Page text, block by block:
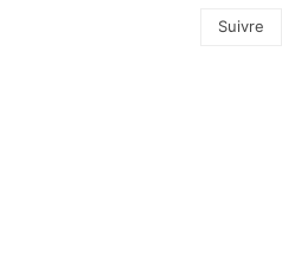
Suivre